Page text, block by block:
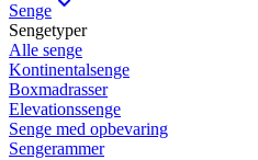
Senge
Sengetyper
Alle senge
Kontinentalsenge
Boxmadrasser
Elevationssenge
Senge med opbevaring
Sengerammer